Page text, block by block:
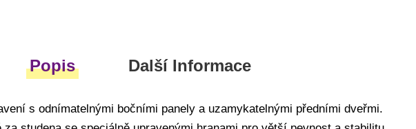
Popis Další Informace
s odnímatelnými bočními panely a uzamykatelnými předními dveřmi.